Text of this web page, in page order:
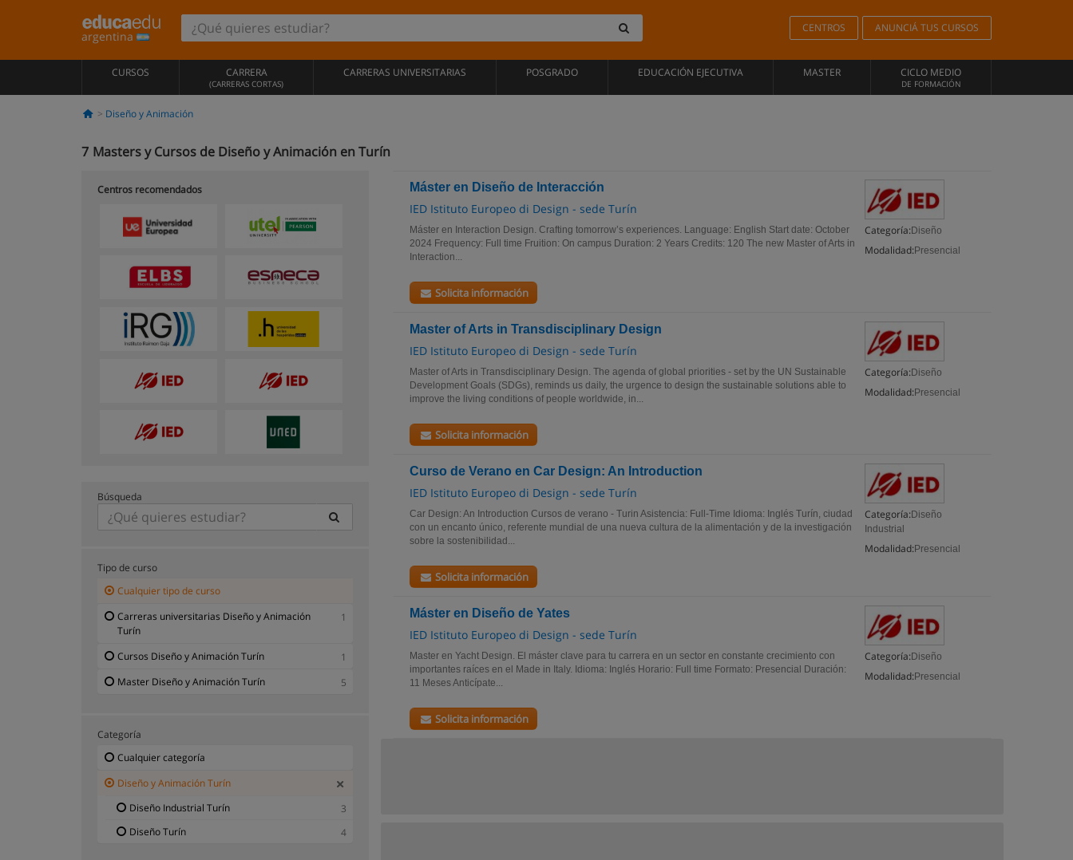
argentina
CENTROS ANUNCIÁ TUS CURSOS
CURSOS CARRERA
(CARRERAS CORTAS)
CARRERAS UNIVERSITARIAS POSGRADO EDUCACIÓN EJECUTIVA MASTER CICLO MEDIO
DE FORMACIÓN
Diseño y Animación
7 Masters y Cursos de Diseño y Animación en Turín
Máster en Diseño de Interacción
IED Istituto Europeo di Design - sede Turín
Categoría: Diseño
Modalidad: Presencial
Máster en Interaction Design. Crafting tomorrow’s experiences. Language: English Start date: October
2024 Frequency: Full time Fruition: On campus Duration: 2 Years Credits: 120 The new Master of Arts in
Interaction...
Solicita información
Master of Arts in Transdisciplinary Design
IED Istituto Europeo di Design - sede Turín
Categoría: Diseño
Modalidad: Presencial
Master of Arts in Transdisciplinary Design. The agenda of global priorities - set by the UN Sustainable
Development Goals (SDGs), reminds us daily, the urgence to design the sustainable solutions able to
improve the living conditions of people worldwide, in...
Solicita información
Curso de Verano en Car Design: An Introduction
IED Istituto Europeo di Design - sede Turín
Categoría: Diseño
Industrial
Modalidad: Presencial
Car Design: An Introduction Cursos de verano - Turin Asistencia: Full-Time Idioma: Inglés Turín, ciudad
con un encanto único, referente mundial de una nueva cultura de la alimentación y de la investigación
sobre la sostenibilidad...
Solicita información
Máster en Diseño de Yates
IED Istituto Europeo di Design - sede Turín
Categoría: Diseño
Modalidad: Presencial
Master en Yacht Design. El máster clave para tu carrera en un sector en constante crecimiento con
importantes raíces en el Made in Italy. Idioma: Inglés Horario: Full time Formato: Presencial Duración:
11 Meses Anticípate...
Solicita información
Centros recomendados
Búsqueda
Tipo de curso
Cualquier tipo de curso
Carreras universitarias Diseño y Animación
Turín
1
Cursos Diseño y Animación Turín
1
Master Diseño y Animación Turín
5
Categoría
Cualquier categoría
Diseño y Animación Turín
Diseño Industrial Turín
3
Diseño Turín
4